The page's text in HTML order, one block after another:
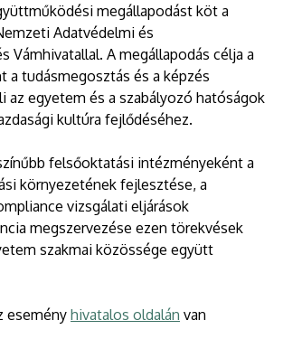
megállapodást köt a
Adatvédelmi és
Vámhivatallal. A megállapodás célja a
tudásmegosztás és a képzés
egyetem és a szabályozó hatóságok
kultúra fejlődéséhez.
felsőoktatási intézményeként a
környezetének fejlesztése, a
vizsgálati eljárások
megszervezése ezen törekvések
szakmai közössége együtt
esemény hivatalos oldalán van